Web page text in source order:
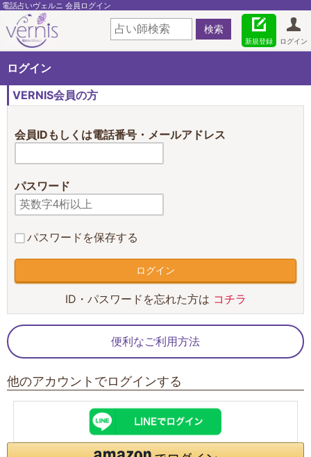
電話占いヴェルニ 会員ログイン
ログイン
新規登録
ログイン
VERNIS会員の方
会員IDもしくは電話番号・メールアドレス
パスワード
パスワードを保存する
ID・パスワードを忘れた方は コチラ
便利なご利用方法
他のアカウントでログインする